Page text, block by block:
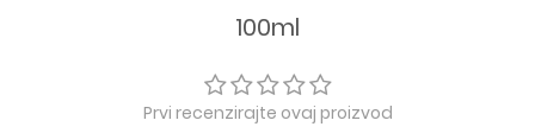
100ml
Prvi recenzirajte ovaj proizvod